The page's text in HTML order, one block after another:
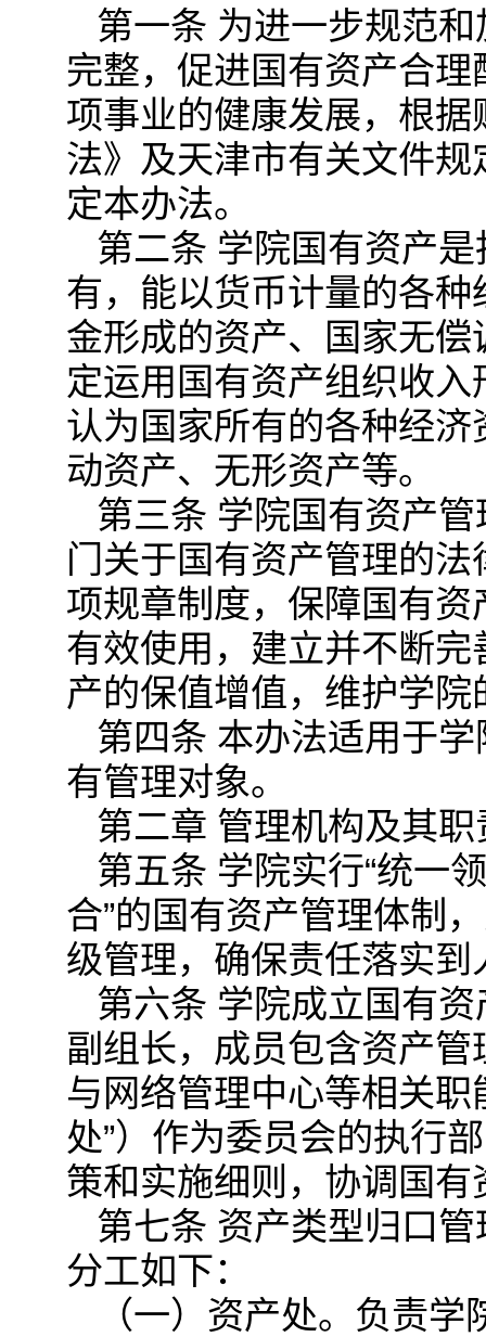
第一条 为进一步规范
完整，促进国有资产合
项事业的健康发展，根
法》及天津市有关文件
定本办法。
第二条 学院国有资产
有，能以货币计量的各
金形成的资产、国家无
定运用国有资产组织收
认为国家所有的各种经
动资产、无形资产等。
第三条 学院国有资产
门关于国有资产管理的
项规章制度，保障国有
有效使用，建立并不断
产的保值增值，维护学院
第四条 本办法适用于
有管理对象。
第二章 管理机构及其职
第五条 学院实行“统一
合”的国有资产管理体制
级管理，确保责任落实到
第六条 学院成立国有
副组长，成员包含资产
与网络管理中心等相关
处”）作为委员会的执行
策和实施细则，协调国
第七条 资产类型归口
分工如下：
（一）资产处。负责